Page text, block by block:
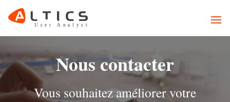
Nous contacter
Vous souhaitez améliorer votre